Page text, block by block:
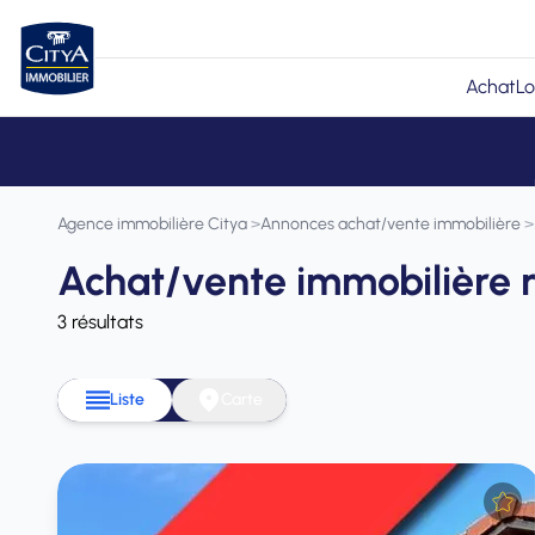
Achat
Agence immobilière Citya>Annonces achat/vente immobilière>
Achat/vente immobilière
3 résultats
Liste